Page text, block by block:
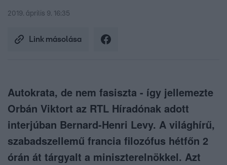
2019. április 9. 16:35
Link másolása
Autokrata, de nem fasiszta - így jellemezte
Orbán Viktort az RTL Híradónak adott
interjúban Bernard-Henri Levy. A világhírű,
szabadszellemű francia filozófus hétfőn 2
órán át tárgyalt a miniszterelnökkel. Azt